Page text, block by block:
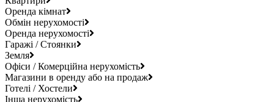
Оренда кімнат
Обмін нерухомості
Оренда нерухомості
Гаражі / Стоянки
Земля
Офіси / Комерційна нерухомість
Магазини в оренду або на продаж
Готелі / Хостели
Інша нерухомість